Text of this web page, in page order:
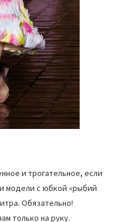
и трогательное, если
модели с юбкой «рыбий
Обязательно!
только на руку.